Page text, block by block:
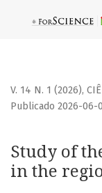
Study of the
V. 14 N. 1 (2026),
Study of
in the
Publicado 2026-06-